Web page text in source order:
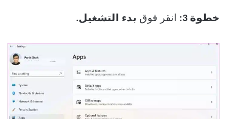
خطوة 3: انقر فوق بدء التشغيل.